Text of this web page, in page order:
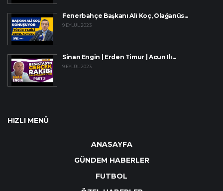
Fenerbahçe Başkanı Ali Koç, Olağanüs...
9 EYLÜL 2023
Sinan Engin | Erden Timur | Acun Ilı...
9 EYLÜL 2023
HIZLI MENÜ
ANASAYFA
GÜNDEM HABERLER
FUTBOL